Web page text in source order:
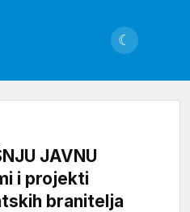
☾
JAVNU
i projekti
branitelja